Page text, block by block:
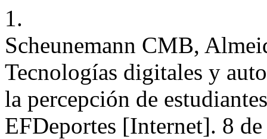
1.
Scheunemann CMB,
Tecnologías digitales y
la percepción de
EFDeportes [Internet]. 8